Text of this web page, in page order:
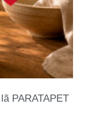
PARATAPET